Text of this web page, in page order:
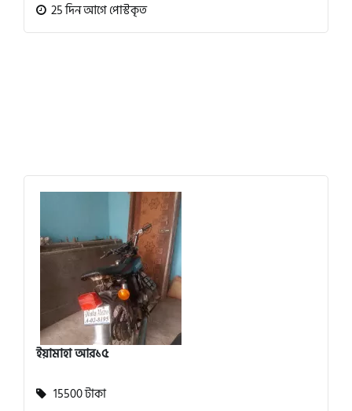
25 দিন আগে পোস্টকৃত
ইয়ামাহা আর১৫
15500 টাকা